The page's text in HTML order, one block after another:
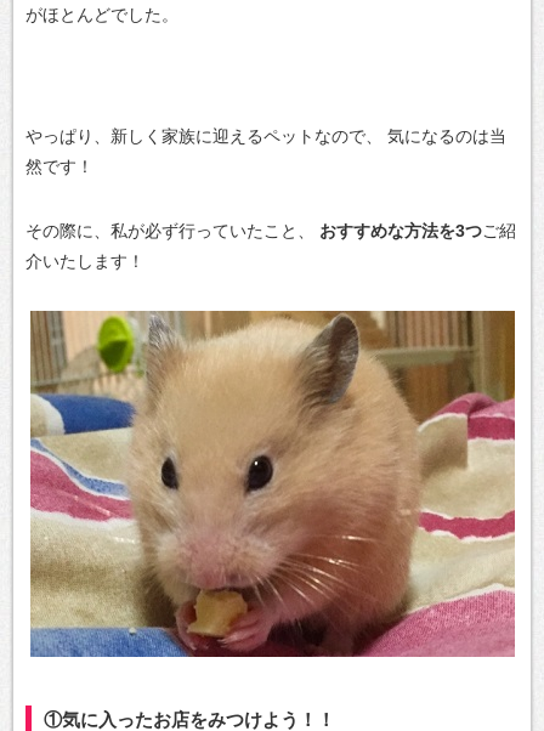
がほとんどでした。
やっぱり、新しく家族に迎えるペットなので、
気になるのは当
然です！
その際に、私が必ず行っていたこと、 おすすめな方法を3つご紹
介いたします！
①気に入ったお店をみつけよう！！